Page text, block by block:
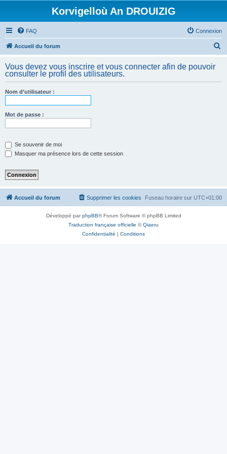
Korvigelloù An DROUIZIG
FAQ Connexion
Accueil du forum
h
Vous devez vous inscrire et vous connecter afin de pouvoir
consulter le profil des utilisateurs.
Nom d’utilisateur :
Mot de passe :
Se souvenir de moi
Masquer ma présence lors de cette session
Accueil du forum Fuseau horaire sur UTC+01:00
Supprimer les cookies
Développé parphpBB® Forum Software © phpBB Limited
Traduction française officielle ©Qiaeru
Confidentialité | Conditions